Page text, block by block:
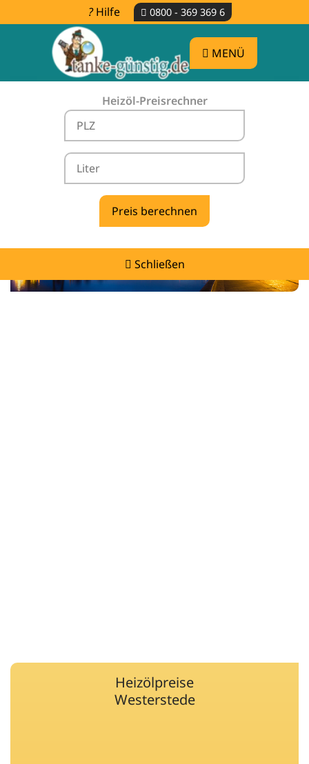
Hilfe 0800 - 369 369 6
MENÜ
Heizöl-Preisrechner
Schließen
Heizölpreise Westerstede -
vergleichen & günstig tanken
Heizölpreise
Westerstede